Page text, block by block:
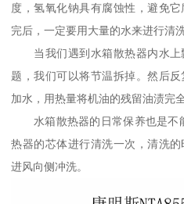
度，氢氧化钠具有腐蚀性，避免
完后，一定要用大量的水来进行清洗
当我们遇到水箱散热器内水上
题，我们可以将节温拆掉。然后
加水，用热量将机油的残留油渍完
水箱散热器的日常保养也是不
热器的芯体进行清洗一次，清洗
进风向侧冲洗。